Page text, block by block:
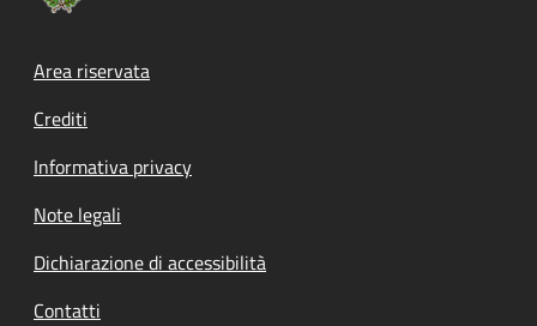
Footer menu
Area riservata
Crediti
Informativa privacy
Note legali
Dichiarazione di accessibilità
Contatti